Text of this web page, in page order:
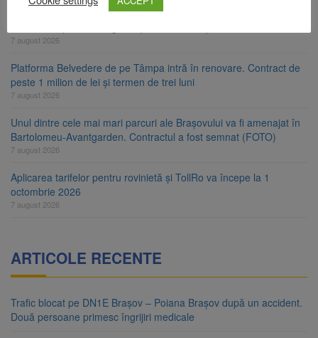
7 august 2026
Platforma Belvedere de pe Tâmpa intră în renovare. Contract de
peste 1 milion de lei și termen de trei luni
7 august 2026
Unul dintre cele mai mari parcuri ale Brașovului va fi amenajat în
Bartolomeu-Avantgarden. Contractul a fost semnat (FOTO)
7 august 2026
Aplicarea tarifelor pentru rovinietă și TollRo va începe la 1
octombrie 2026
7 august 2026
ARTICOLE RECENTE
Trafic blocat pe DN1E Brașov – Poiana Brașov după un accident.
Două persoane primesc îngrijiri medicale